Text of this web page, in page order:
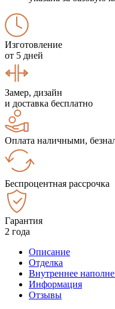
Изготовление
от 5 дней
Замер, дизайн
и доставка бесплатно
Оплата наличными,
Беспроцентная рассрочка
Гарантия
2 года
Описание
Отделка
Внутреннее
Информация
Отзывы